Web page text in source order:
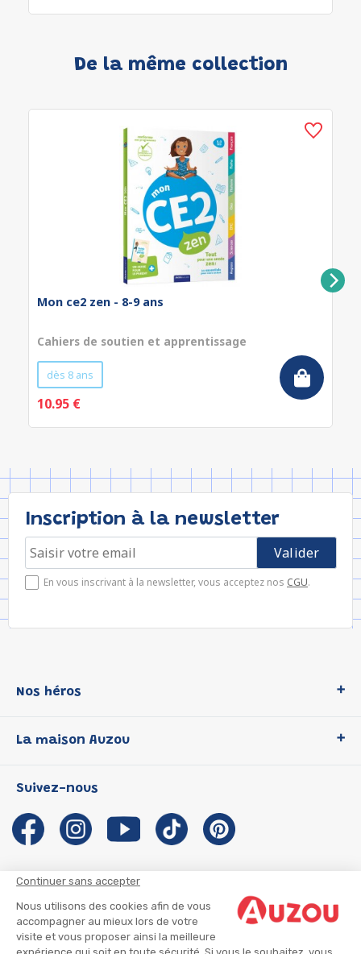
Continuer sans accepter
Nous utilisons des cookies afin de vous
accompagner au mieux lors de votre
visite et vous proposer ainsi la meilleure
expérience qui soit en toute sécurité. Si vous le souhaitez, vous
De la même collection
Mon ce2 zen - 8-9 ans
Cahiers de soutien et apprentissage
dès 8 ans
10.95 €
Inscription à la newsletter
En vous inscrivant à la newsletter, vous acceptez nos CGU.
Nos héros
P'tit Loup
Les Influenceuses
Migali
Petite Taupe
La maison Auzou
Notre histoire
Auzou s'engage
Auteurs et illustrateurs Auzou
Suivre mon colis
Infos consommateur
Suivez-nous
CGU
CGV